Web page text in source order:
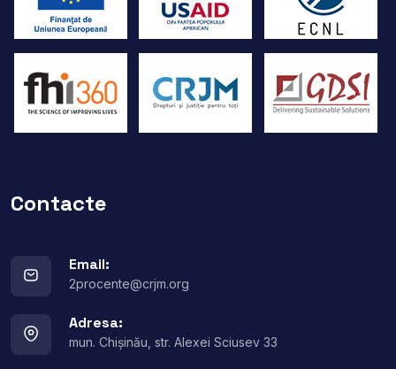
Contacte
Email:
2procente@crjm.org
Adresa:
mun. Chișinău, str. Alexei Sciusev 33